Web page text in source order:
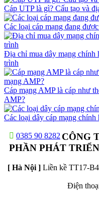
Cáp UTP là gì? Cấu tạo và
Các loại cáp mạng đang
Địa chỉ mua dây mạng chính
trình
Cáp mạng AMP là cáp như
AMP?
Các loại dây cáp mạng
0385 90 8282 CÔNG
PHẦN PHÁT
[ Hà Nội ] Liền kề TT17-
Điện